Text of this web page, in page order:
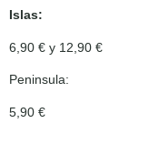
Islas:
6,90 € y 12,90 €
Peninsula:
5,90 €